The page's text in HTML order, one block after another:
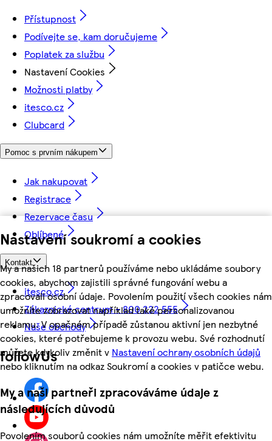
Nastavení soukromí a cookies
My a našich 18 partnerů používáme nebo ukládáme soubory
cookies, abychom zajistili správné fungování webu a
zpracovali osobní údaje. Povolením použití všech cookies nám
umožníte zobrazovat například také personalizovanou
reklamu. V opačném případě zůstanou aktivní jen nezbytné
cookies, které potřebujeme k provozu webu. Své rozhodnutí
můžete kdykoliv změnit v Nastavení ochrany osobních údajů
nebo kliknutím na odkaz Soukromí a cookies v patičce webu.
My a naši partneři zpracováváme údaje z
následujících důvodů
Povolením souborů cookies nám umožníte měřit efektivitu
Přístupnost
Podívejte se, kam doručujeme
Poplatek za službu
Nastavení Cookies
Možnosti platby
itesco.cz
Clubcard
Pomoc s prvním nákupem
Jak nakupovat
Registrace
Rezervace času
Oblíbené
Kontakt
itesco.cz
Zákaznické centrum - 800 222 555
Naše obchody
followUs